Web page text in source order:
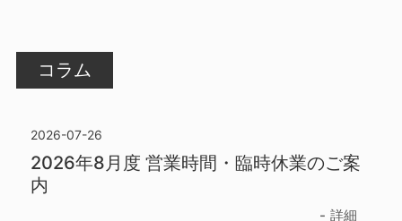
コラム
2026-07-26
2026年8月度 営業時間・臨時休業のご案
内
詳細